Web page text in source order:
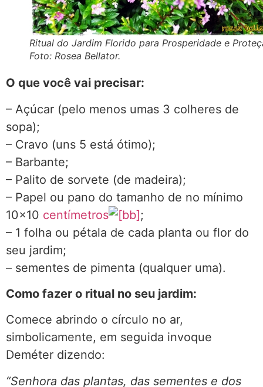
Ritual do Jardim Florido para Prosperidade e
Foto: Rosea Bellator.
O que você vai precisar:
– Açúcar (pelo menos umas 3 colheres de
sopa);
– Cravo (uns 5 está ótimo);
– Barbante;
– Palito de sorvete (de madeira);
– Papel ou pano do tamanho de no mínimo
10×10 centímetros
;
– 1 folha ou pétala de cada planta ou flor do
seu jardim;
– sementes de pimenta (qualquer uma).
Como fazer o ritual no seu jardim:
Comece abrindo o círculo no ar,
simbolicamente, em seguida invoque
Deméter dizendo:
“Senhora das plantas, das sementes e dos